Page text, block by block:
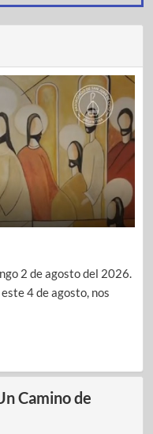
2 de agosto del 2026.
4 de agosto, nos
Camino de